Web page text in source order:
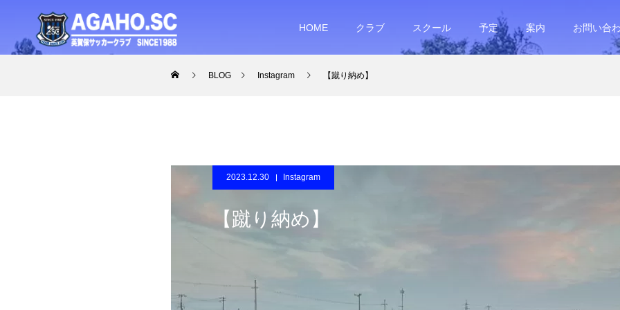
HOME クラブ スクール 予定 案内 お問い合
BLOG Instagram 【蹴り納め】
2023.12.30 Instagram
【蹴り納め】